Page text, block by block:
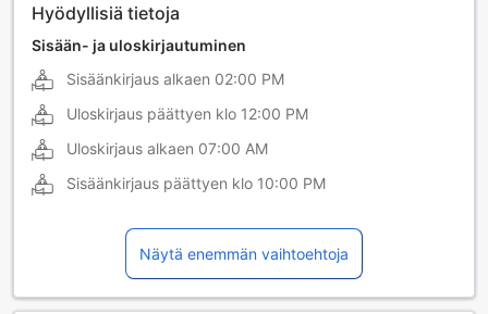
Hyödyllisiä tietoja
Sisään- ja uloskirjautuminen
Sisäänkirjaus alkaen 02:00 PM
Uloskirjaus päättyen klo 12:00 PM
Uloskirjaus alkaen 07:00 AM
Sisäänkirjaus päättyen klo 10:00 PM
Näytä enemmän vaihtoehtoja